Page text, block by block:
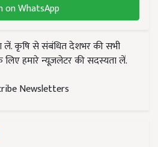
on WhatsApp
लें. कृषि से संबंधित देशभर की सभी
हमारे न्यूज़लेटर की सदस्यता लें.
Newsletters